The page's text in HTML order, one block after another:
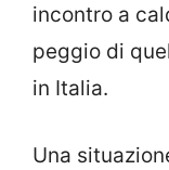
incontro a
peggio di
in Italia.
Una